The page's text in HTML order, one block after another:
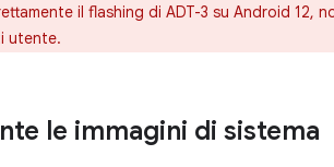
il flashing di ADT-3 su Android 12,
utente.
le immagini di sistema